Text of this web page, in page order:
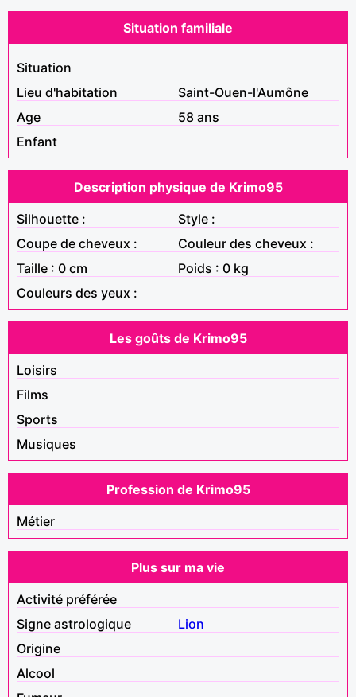
Situation familiale
Situation
Lieu d'habitation
Saint-Ouen-l'Aumône
Age
58 ans
Enfant
Description physique de Krimo95
Silhouette :
Style :
Coupe de cheveux :
Couleur des cheveux :
Taille : 0 cm
Poids : 0 kg
Couleurs des yeux :
Les goûts de Krimo95
Loisirs
Films
Sports
Musiques
Profession de Krimo95
Métier
Plus sur ma vie
Activité préférée
Signe astrologique
Lion
Origine
Alcool